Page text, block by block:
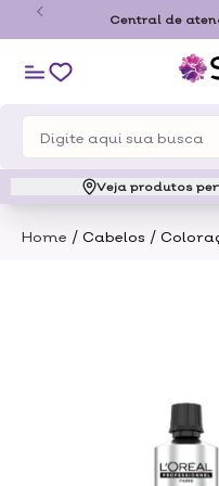
Central de
Veja produtos
Home / Cabelos /